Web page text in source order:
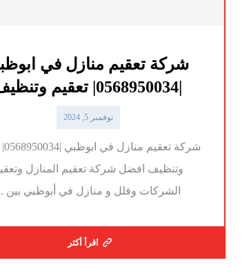
شركة تعقيم منازل في
نوفمبر 5, 2024
وتنظيف افضل شركة تعقيم المنازل
الشركات وفلل و منازل في أبوظبي بين
اقرأ أكثر